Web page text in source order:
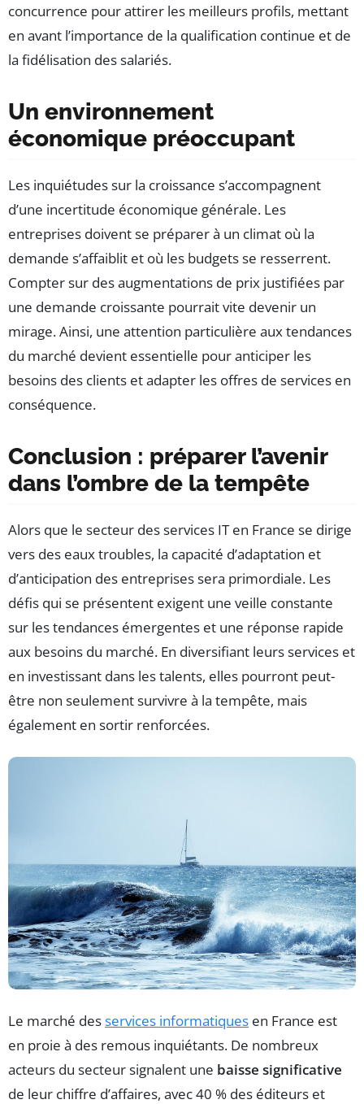
concurrence pour attirer les meilleurs profils, mettant
en avant l’importance de la qualification continue et de
la fidélisation des salariés.
Un environnement
économique préoccupant
Les inquiétudes sur la croissance s’accompagnent
d’une incertitude économique générale. Les
entreprises doivent se préparer à un climat où la
demande s’affaiblit et où les budgets se resserrent.
Compter sur des augmentations de prix justifiées par
une demande croissante pourrait vite devenir un
mirage. Ainsi, une attention particulière aux tendances
du marché devient essentielle pour anticiper les
besoins des clients et adapter les offres de services en
conséquence.
Conclusion : préparer l’avenir
dans l’ombre de la tempête
Alors que le secteur des services IT en France se dirige
vers des eaux troubles, la capacité d’adaptation et
d’anticipation des entreprises sera primordiale. Les
défis qui se présentent exigent une veille constante
sur les tendances émergentes et une réponse rapide
aux besoins du marché. En diversifiant leurs services et
en investissant dans les talents, elles pourront peut-
être non seulement survivre à la tempête, mais
également en sortir renforcées.
Le marché desservices informatiques en France est
en proie à des remous inquiétants. De nombreux
acteurs du secteur signalent une baisse significative
de leur chiffre d’affaires, avec 40 % des éditeurs et